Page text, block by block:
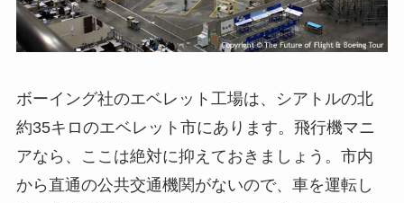
ボーイング社のエベレット工場は、シアトルの北
約35キロのエベレット市にあります。飛行機マニ
アなら、ここは絶対に抑えておきましょう。市内
から直通の公共交通機関がないので、車を運転し